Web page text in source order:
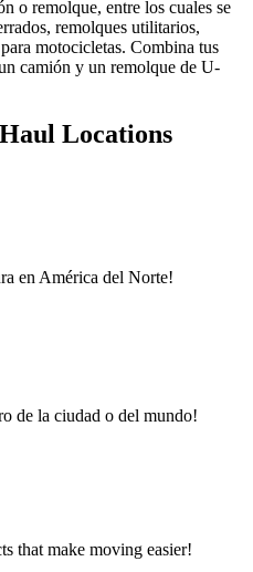
o remolque, entre los cuales se
remolques utilitarios,
motocicletas. Combina tus
camión y un remolque de U-
Locations
en América del Norte!
de la ciudad o del mundo!
that make moving easier!